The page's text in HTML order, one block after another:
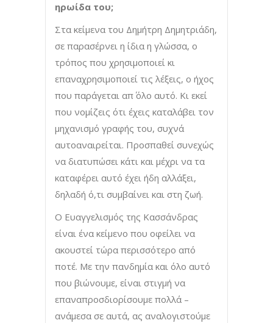
ηρωίδα του;
Στα κείμενα του Δημήτρη Δημητριάδη,
σε παρασέρνει η ίδια η γλώσσα, ο
τρόπος που χρησιμοποιεί κι
επαναχρησιμοποιεί τις λέξεις, ο ήχος
που παράγεται απ΄ όλο αυτό. Κι εκεί
που νομίζεις ότι έχεις καταλάβει τον
μηχανισμό γραφής του, συχνά
αυτοαναιρείται. Προσπαθεί συνεχώς
να διατυπώσει κάτι και μέχρι να τα
καταφέρει αυτό έχει ήδη αλλάξει,
δηλαδή ό,τι συμβαίνει και στη ζωή.
Ο Ευαγγελισμός της Κασσάνδρας
είναι ένα κείμενο που οφείλει να
ακουστεί τώρα περισσότερο από
ποτέ. Με την πανδημία και όλο αυτό
που βιώνουμε, είναι στιγμή να
επαναπροσδιορίσουμε πολλά –
ανάμεσα σε αυτά, ας αναλογιστούμε